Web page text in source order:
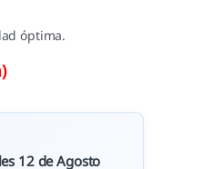
óptima.
12 de Agosto